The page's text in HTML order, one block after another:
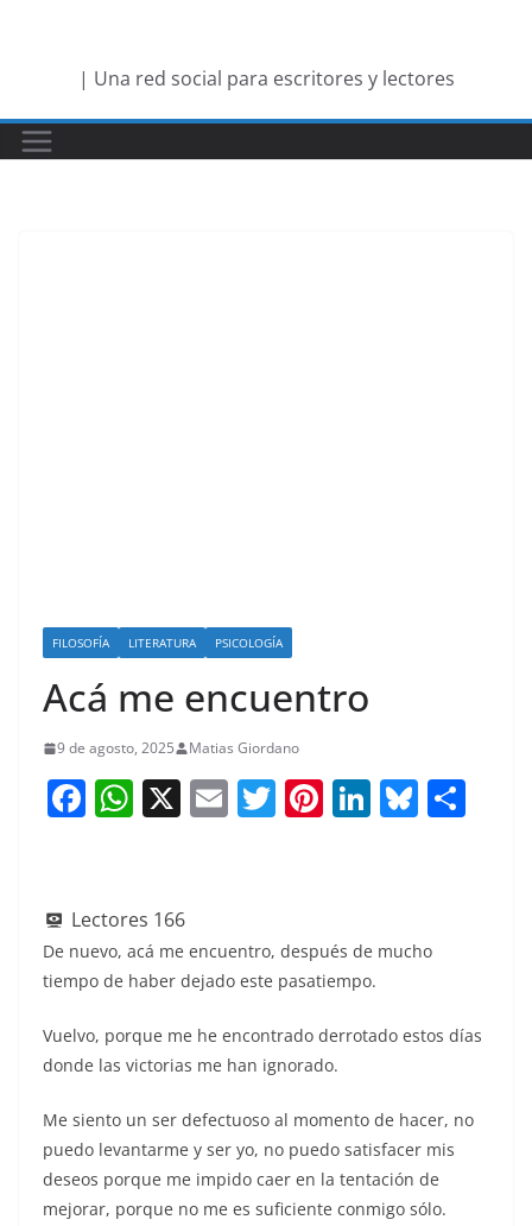
| Una red social para escritores y lectores
FILOSOFÍA LITERATURA PSICOLOGÍA
Acá me encuentro
9 de agosto, 2025 Matias Giordano
F
e
b
o
o
k
W
s
A
p
p
X E T Pi
st
Li
dI
n
Bl
y
Lectores 166
De nuevo, acá me encuentro, después de mucho
tiempo de haber dejado este pasatiempo.
Vuelvo, porque me he encontrado derrotado estos días
donde las victorias me han ignorado.
Me siento un ser defectuoso al momento de hacer, no
puedo levantarme y ser yo, no puedo satisfacer mis
deseos porque me impido caer en la tentación de
mejorar, porque no me es suficiente conmigo sólo.